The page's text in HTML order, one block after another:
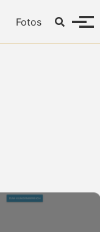
Fotos Toggle